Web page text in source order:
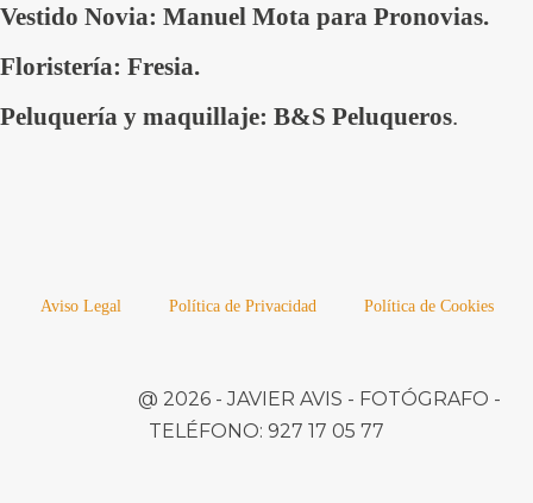
Vestido Novia: Manuel Mota para Pronovias.
Floristería: Fresia.
Peluquería y maquillaje: B&S Peluqueros.
Aviso Legal Política de Privacidad Política de Cookies
@ 2026 -JAVIER AVIS - FOTÓGRAFO -
TELÉFONO: 927 17 05 77